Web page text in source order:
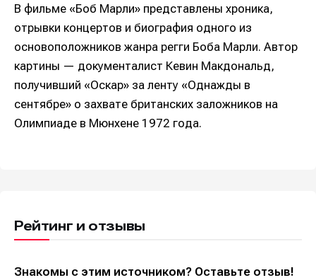
В фильме «Боб Марли» представлены хроника,
отрывки концертов и биография одного из
основоположников жанра регги Боба Марли. Автор
картины — документалист Кевин Макдональд,
получивший «Оскар» за ленту «Однажды в
сентябре» о захвате британских заложников на
Олимпиаде в Мюнхене 1972 года.
Рейтинг и отзывы
Знакомы с этим источником? Оставьте отзыв!